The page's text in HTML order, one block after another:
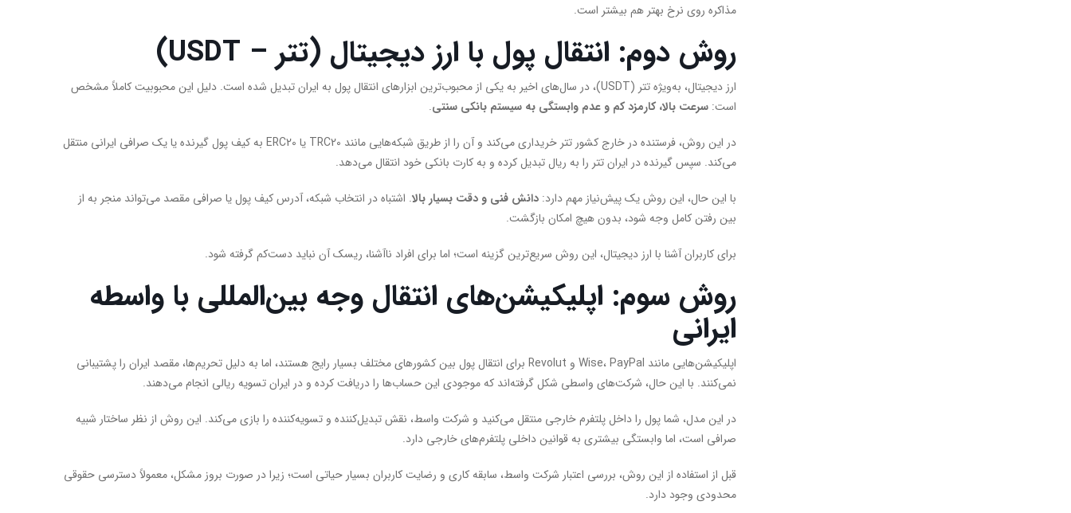
مذاکره روی نرخ بهتر هم بیشتر است.
روش دوم: انتقال پول با ارز دیجیتال (تتر – USDT
)
ارز دیجیتال، به‌ویژه تتر (USDT)، در سال‌های اخیر به یکی از محبوب‌ترین ابزارهای انتقال پول به ایران تبدیل شده است. دلیل این محبوبیت کاملاً مشخص
است: سرعت بالا، کارمزد کم و عدم وابستگی به سیستم بانکی سنتی.
در این روش، فرستنده در خارج کشور تتر خریداری می‌کند و آن را از طریق شبکه‌هایی مانند TRC20 یا ERC20 به کیف پول گیرنده یا یک صرافی ایرانی منتقل
می‌کند. سپس گیرنده در ایران تتر را به ریال تبدیل کرده و به کارت بانکی خود انتقال می‌دهد.
با این حال، این روش یک پیش‌نیاز مهم دارد: دانش فنی و دقت بسیار بالا. اشتباه در انتخاب شبکه، آدرس کیف پول یا صرافی مقصد می‌تواند منجر به از
بین رفتن کامل وجه شود، بدون هیچ امکان بازگشت.
برای کاربران آشنا با ارز دیجیتال، این روش سریع‌ترین گزینه است؛ اما برای افراد ناآشنا، ریسک آن نباید دست‌کم گرفته شود.
روش سوم: اپلیکیشن‌های انتقال وجه بین‌المللی با واسطه
ایرانی
اپلیکیشن‌هایی مانند Wise، PayPal و Revolut برای انتقال پول بین کشورهای مختلف بسیار رایج هستند، اما به دلیل تحریم‌ها، مقصد ایران را پشتیبانی
نمی‌کنند. با این حال، شرکت‌های واسطی شکل گرفته‌اند که موجودی این حساب‌ها را دریافت کرده و در ایران تسویه ریالی انجام می‌دهند.
در این مدل، شما پول را داخل پلتفرم خارجی منتقل می‌کنید و شرکت واسط، نقش تبدیل‌کننده و تسویه‌کننده را بازی می‌کند. این روش از نظر ساختار شبیه
صرافی است، اما وابستگی بیشتری به قوانین داخلی پلتفرم‌های خارجی دارد.
قبل از استفاده از این روش، بررسی اعتبار شرکت واسط، سابقه کاری و رضایت کاربران بسیار حیاتی است؛ زیرا در صورت بروز مشکل، معمولاً دسترسی حقوقی
محدودی وجود دارد.